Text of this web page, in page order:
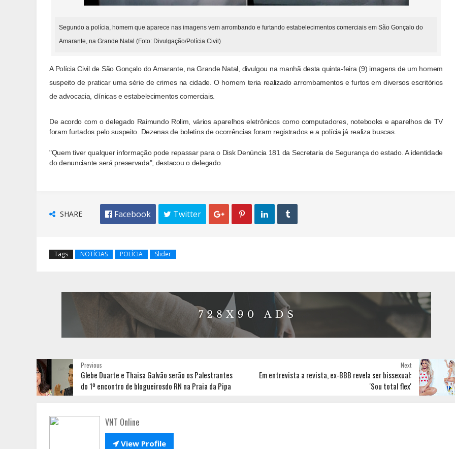
Segundo a polícia, homem que aparece nas imagens vem arrombando e furtando estabelecimentos comerciais em São Gonçalo do
Amarante, na Grande Natal (Foto: Divulgação/Polícia Civil)
A Polícia Civil de São Gonçalo do Amarante, na Grande Natal, divulgou na manhã desta quinta-feira (9) imagens de um homem
suspeito de praticar uma série de crimes na cidade. O homem teria realizado arrombamentos e furtos em diversos escritórios
de advocacia, clínicas e estabelecimentos comerciais.
De acordo com o delegado Raimundo Rolim, vários aparelhos eletrônicos como computadores, notebooks e aparelhos de TV
foram furtados pelo suspeito. Dezenas de boletins de ocorrências foram registrados e a polícia já realiza buscas.
"Quem tiver qualquer informação pode repassar para o Disk Denúncia 181 da Secretaria de Segurança do estado. A identidade
do denunciante será preservada", destacou o delegado.
SHARE  Facebook  Twitter    
Tags NOTÍCIAS POLÍCIA Slider
Next
Em entrevista a revista, ex-BBB revela ser bissexual:
'Sou total flex'
Previous
Glebe Duarte e Thaisa Galvão serão os Palestrantes
do 1º encontro de blogueirosdo RN na Praia da Pipa
VNT Online
View Profile